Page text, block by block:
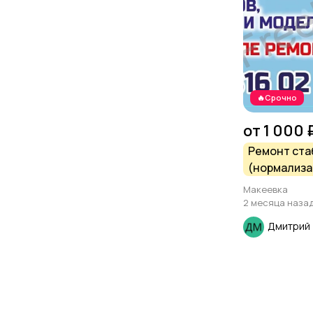
🔥Срочно
от 1 000
Ремонт
типов,
моделей.
Макеевка
2 месяца
Дмитрий